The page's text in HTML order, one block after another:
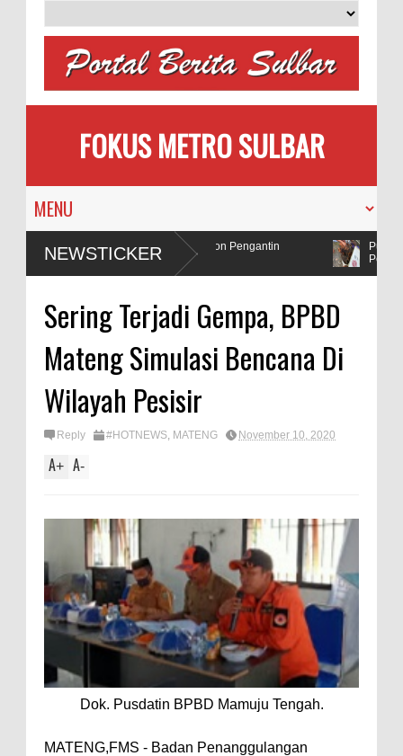
FOKUS METRO SULBAR
NEWSTICKERMAPIA Ajak Calon Pengantin
Tanam Pohon
Sering Terjadi Gempa, BPBD
Mateng Simulasi Bencana Di
Wilayah Pesisir
Reply #HOTNEWS, MATENG November 10, 2020
A+ A-
Dok. Pusdatin BPBD Mamuju Tengah.
MATENG,FMS - Badan Penanggulangan